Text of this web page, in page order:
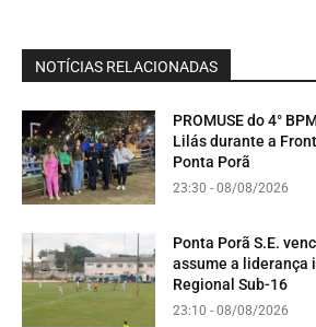
NOTÍCIAS RELACIONADAS
PROMUSE do 4°
Lilás durante a
Ponta Porã
23:30 - 08/08/2026
Ponta Porã S.E.
assume a liderança
Regional Sub-16
23:10 - 08/08/2026